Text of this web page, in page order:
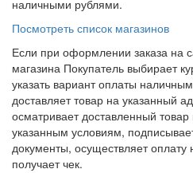
наличными рублями.
Посмотреть список магазинов
Если при оформлении заказа на
магазина Покупатель выбирает
указать вариант оплаты
доставляет товар на указанный
осматривает доставленный
указанным условиям,
документы, осуществляет оплату
получает чек.